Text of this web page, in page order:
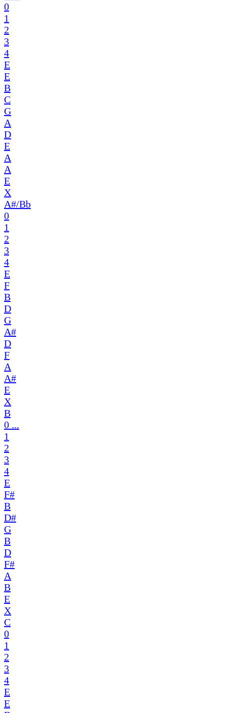
0
1
2
3
4
E
E
B
C
G
A
D
E
A
A
E
X
A#/Bb
0
1
2
3
4
E
F
B
D
G
A#
D
F
A
A#
E
X
B
0 ...
1
2
3
4
E
F#
B
D#
G
B
D
F#
A
B
E
X
C
0
1
2
3
4
E
E